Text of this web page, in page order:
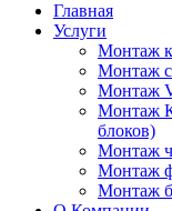
Главная
Услуги
Монтаж
Монтаж
Монтаж
Монтаж
блоков)
Монтаж
Монтаж
Монтаж